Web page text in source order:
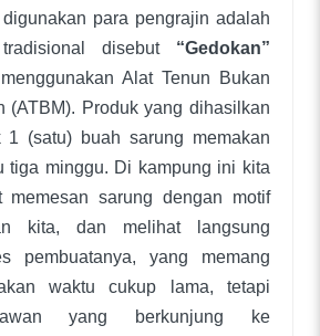
para pengrajin adalah
disebut “Gedokan”
Alat Tenun Bukan
(ATBM). Produk yang dihasilkan
1 (satu) buah sarung memakan
tiga minggu. Di kampung ini kita
memesan sarung dengan motif
kita, dan melihat langsung
pembuatanya, yang memang
waktu cukup lama, tetapi
yang berkunjung ke